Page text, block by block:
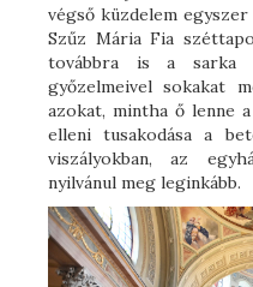
végső küzdelem
Szűz Mária Fia
továbbra is a sarka
győzelmeivel sokakat
azokat, mintha ő lenne
elleni tusakodása a
viszályokban, az
nyilvánul meg leginkább.